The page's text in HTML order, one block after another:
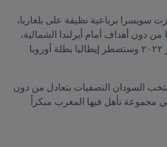
مجموعة تأهل فيها المغرب مبكراً